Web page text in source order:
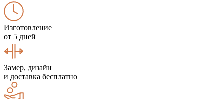
Изготовление
от 5 дней
Замер, дизайн
и доставка бесплатно